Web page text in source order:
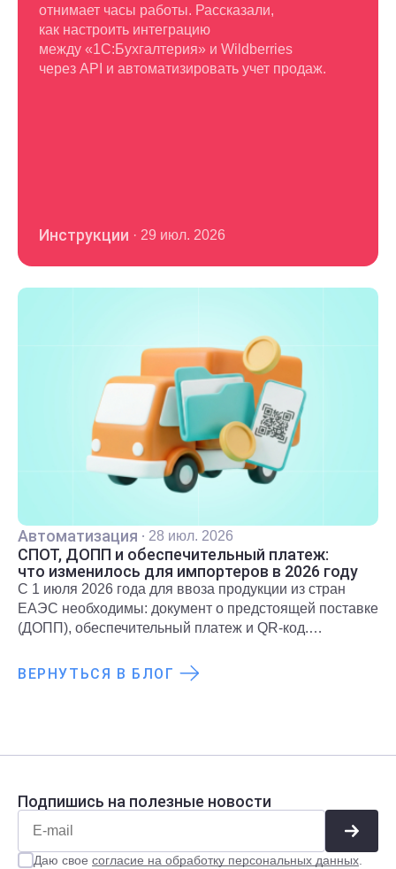
отнимает часы работы. Рассказали,
как настроить интеграцию
между «1С:Бухгалтерия» и Wildberries
через API и автоматизировать учет продаж.
Инструкции · 29 июл. 2026
Автоматизация · 28 июл. 2026
СПОТ, ДОПП и обеспечительный платеж:
что изменилось для импортеров в 2026 году
С 1 июля 2026 года для ввоза продукции из стран
ЕАЭС необходимы: документ о предстоящей поставке
(ДОПП), обеспечительный платеж и QR-код.
рассказали в статье.
ВЕРНУТЬСЯ В БЛОГ
Подпишись на полезные новости
Даю свое согласие на обработку персональных данных